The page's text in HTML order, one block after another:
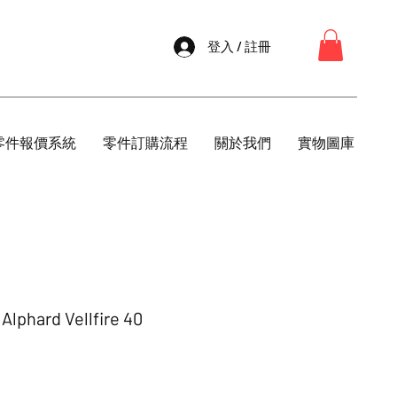
登入 / 註冊
件報價系統 零件訂購流程 關於我們 實物圖庫
Vellfire 40